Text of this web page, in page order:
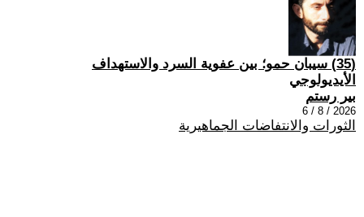
(35) سيبان حمو؛ بين عفوية السرد والاستهداف
الأيديولوجي
بير رستم
2026 / 8 / 6
الثورات والانتفاضات الجماهيرية